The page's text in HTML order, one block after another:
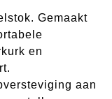
Gemaakt
en
aan